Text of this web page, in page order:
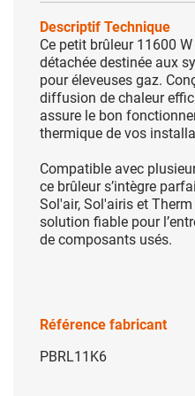
Descriptif Technique
Ce petit brûleur 11600
détachée destinée aux
pour éleveuses gaz.
diffusion de chaleur
assure le bon
thermique de vos
Compatible avec
ce brûleur s’intègre
Sol'air, Sol'airis et
solution fiable pour
de composants usés.
Référence fabricant
PBRL11K6